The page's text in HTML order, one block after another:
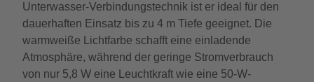
Unterwasser-Verbindungstechnik ist er ideal für den
dauerhaften Einsatz bis zu 4 m Tiefe geeignet. Die
warmweiße Lichtfarbe schafft eine einladende
Atmosphäre, während der geringe Stromverbrauch
von nur 5,8 W eine Leuchtkraft wie eine 50-W-